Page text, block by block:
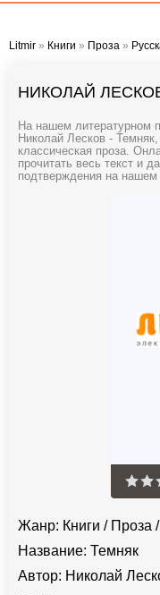
Litmir » Книги » Проза »
НИКОЛАЙ
На нашем литературном
Николай Лесков -
классическая проза.
прочитать весь текст и
подтверждения на нашем
Жанр: Книги / Проза /
Название: Темняк
Автор: Николай